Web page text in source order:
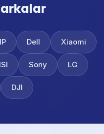
Dell Xiaomi
Sony LG
DJI